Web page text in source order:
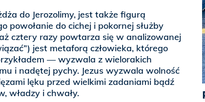
do Jerozolimy, jest także figurą
powołanie do cichej i pokornej służby
cztery razy powtarza się w analizowanej
jest metaforą człowieka, którego
— wyzwala z wielorakich
i nadętej pychy. Jezus wyzwala wolność
lęku przed wielkimi zadaniami bądź
władzy i chwały.